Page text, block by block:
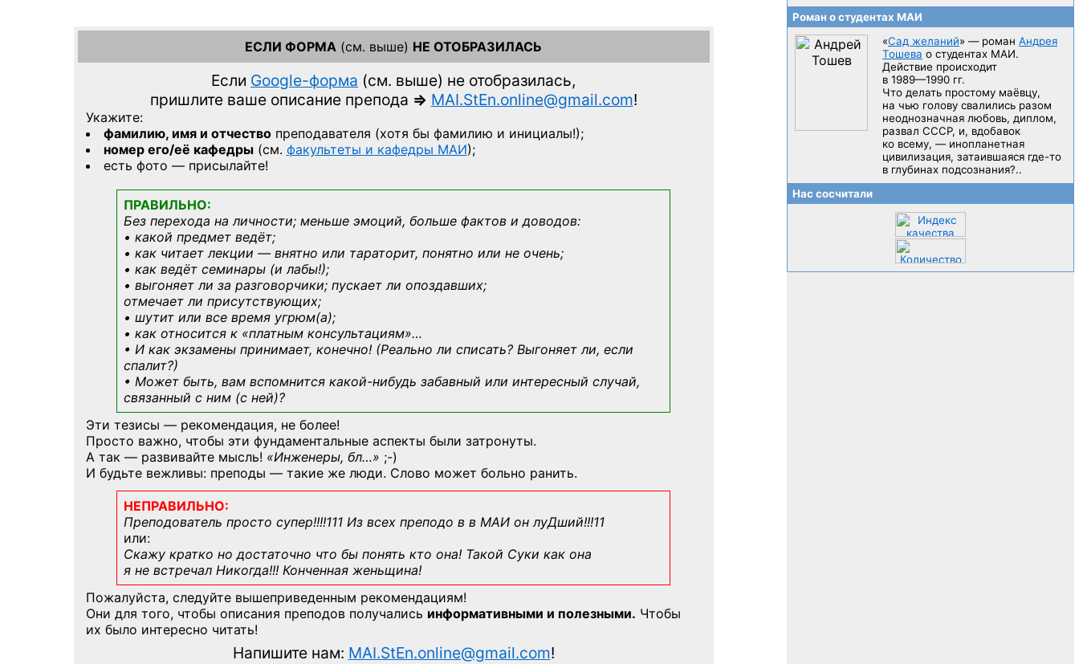
ЕСЛИ ФОРМА (см. выше) НЕ ОТОБРАЗИЛАСЬ
Если Google-форма (см. выше) не отобразилась,
пришлите ваше описание препода => MAI.StEn.online@gmail.com!
Укажите:
фамилию, имя и отчествопреподавателя (хотя бы фамилию и инициалы!);
номер его/её кафедры(см. факультеты и кафедры МАИ);
есть фото — присылайте!
ПРАВИЛЬНО:
Без перехода на личности; меньше эмоций, больше фактов и доводов:
• какой предмет ведёт;
• как читает лекции — внятно или тараторит, понятно или не очень;
• как ведёт семинары (и лабы!);
• выгоняет ли за разговорчики; пускает ли опоздавших;
отмечает ли присутствующих;
• шутит или все время угрюм(а);
• как относится к «платным консультациям»…
• И как экзамены принимает, конечно! (Реально ли списать? Выгоняет ли, если
спалит?)
• Может быть, вам вспомнится какой-нибудь забавный или интересный случай,
связанный с ним (с ней)?
Эти тезисы — рекомендация, не более!
Просто важно, чтобы эти фундаментальные аспекты были затронуты.
А так — развивайте мысль! «Инженеры, бл…» ;-)
И будьте вежливы: преподы — такие же люди. Слово может больно ранить.
НЕПРАВИЛЬНО:
Преподователь просто супер!!!!111 Из всех преподо в в МАИ он луДший!!!11
или:
Скажу кратко но достаточно что бы понять кто она! Такой Суки как она
я не встречал Никогда!!! Конченная женьщина!
Пожалуйста, следуйте вышеприведенным рекомендациям!
Они для того, чтобы описания преподов получались информативными и полезными. Чтобы
их было интересно читать!
Напишите нам: MAI.StEn.online@gmail.com!
Роман о студентах МАИ
«Сад желаний» — роман Андрея
Тошева о студентах МАИ.
Действие происходит
в 1989—1990 гг.
Что делать простому маёвцу,
на чью голову свалились разом
неоднозначная любовь, диплом,
развал CCCP, и, вдобавок
ко всему, — инопланетная
цивилизация, затаившаяся где-то
в глубинах подсознания?..
Нас сосчитали